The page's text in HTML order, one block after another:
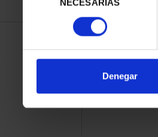
consentimiento
NECESARIAS
Denegar
Sólo para